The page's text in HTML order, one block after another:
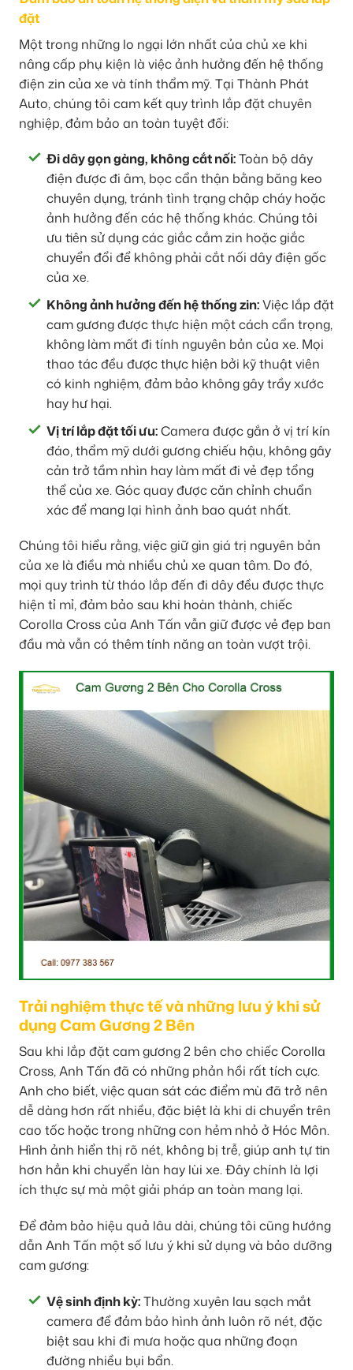
đặt
Một trong những lo ngại lớn nhất của chủ xe khi
nâng cấp phụ kiện là việc ảnh hưởng đến hệ thống
điện zin của xe và tính thẩm mỹ. Tại Thành Phát
Auto, chúng tôi cam kết quy trình lắp đặt chuyên
nghiệp, đảm bảo an toàn tuyệt đối:
Đi dây gọn gàng, không cắt nối:Toàn bộ dây
điện được đi âm, bọc cẩn thận bằng băng keo
chuyên dụng, tránh tình trạng chập cháy hoặc
ảnh hưởng đến các hệ thống khác. Chúng tôi
ưu tiên sử dụng các giắc cắm zin hoặc giắc
chuyển đổi để không phải cắt nối dây điện gốc
của xe.
Không ảnh hưởng đến hệ thống zin:Việc lắp đặt
cam gương được thực hiện một cách cẩn trọng,
không làm mất đi tính nguyên bản của xe. Mọi
thao tác đều được thực hiện bởi kỹ thuật viên
có kinh nghiệm, đảm bảo không gây trầy xước
hay hư hại.
Vị trí lắp đặt tối ưu:Camera được gắn ở vị trí kín
đáo, thẩm mỹ dưới gương chiếu hậu, không gây
cản trở tầm nhìn hay làm mất đi vẻ đẹp tổng
thể của xe. Góc quay được căn chỉnh chuẩn
xác để mang lại hình ảnh bao quát nhất.
Chúng tôi hiểu rằng, việc giữ gìn giá trị nguyên bản
của xe là điều mà nhiều chủ xe quan tâm. Do đó,
mọi quy trình từ tháo lắp đến đi dây đều được thực
hiện tỉ mỉ, đảm bảo sau khi hoàn thành, chiếc
Corolla Cross của Anh Tấn vẫn giữ được vẻ đẹp ban
đầu mà vẫn có thêm tính năng an toàn vượt trội.
Trải nghiệm thực tế và những lưu ý khi sử
dụng Cam Gương 2 Bên
Sau khi lắp đặt cam gương 2 bên cho chiếc Corolla
Cross, Anh Tấn đã có những phản hồi rất tích cực.
Anh cho biết, việc quan sát các điểm mù đã trở nên
dễ dàng hơn rất nhiều, đặc biệt là khi di chuyển trên
cao tốc hoặc trong những con hẻm nhỏ ở Hóc Môn.
Hình ảnh hiển thị rõ nét, không bị trễ, giúp anh tự tin
hơn hẳn khi chuyển làn hay lùi xe. Đây chính là lợi
ích thực sự mà một giải pháp an toàn mang lại.
Để đảm bảo hiệu quả lâu dài, chúng tôi cũng hướng
dẫn Anh Tấn một số lưu ý khi sử dụng và bảo dưỡng
cam gương:
Vệ sinh định kỳ:Thường xuyên lau sạch mắt
camera để đảm bảo hình ảnh luôn rõ nét, đặc
biệt sau khi đi mưa hoặc qua những đoạn
đường nhiều bụi bẩn.